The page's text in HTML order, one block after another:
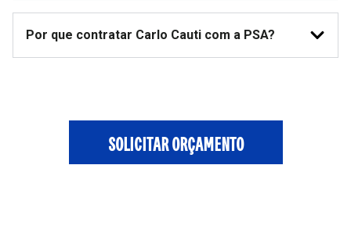
Por que contratar Carlo Cauti com a PSA?
SOLICITAR ORÇAMENTO